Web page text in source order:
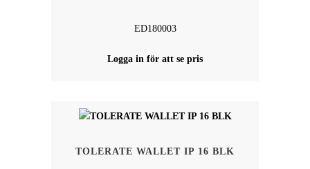
ED180003
Logga in för att se pris
TOLERATE WALLET IP 16 BLK